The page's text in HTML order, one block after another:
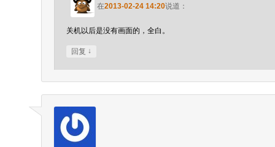
在2013-02-24 14:20说道：
关机以后是没有画面的，全白。
回复 ↓